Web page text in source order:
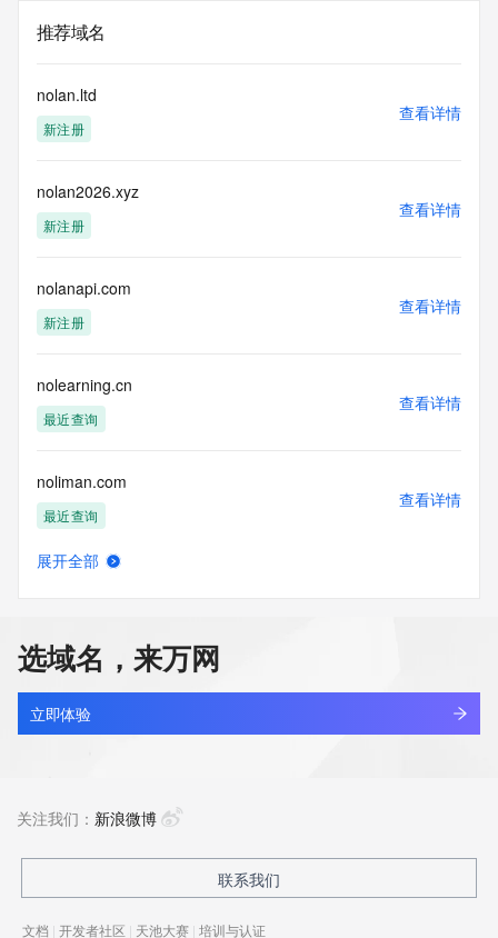
推荐域名
nolan.ltd
新注册
查看详情
nolan2026.xyz
新注册
查看详情
nolanapi.com
新注册
查看详情
nolearning.cn
最近查询
查看详情
noliman.com
最近查询
查看详情
nolong.com
最近查询
查看详情
最近查询
展开全部
选域名，来万网
立即体验
关注我们： 新浪微博
联系我们
文档 | 开发者社区 | 天池大赛 | 培训与认证